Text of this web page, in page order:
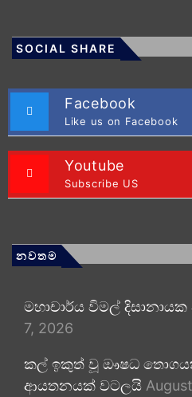
SOCIAL SHARE
Facebook
Like us on Facebook
Youtube
Subscribe US
නවතම
මහාචාර්ය විමල් දිසානායක
7, 2026
කල් ඉකුත් වූ ඖෂධ
ආයතනයක් වටලයි